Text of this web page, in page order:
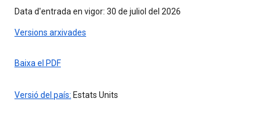
Data d'entrada en vigor: 30 de juliol del 2026
Versions arxivades
Baixa el PDF
Versió del país: Estats Units